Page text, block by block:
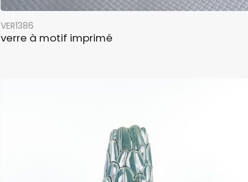
VER1386
verre à motif imprimé